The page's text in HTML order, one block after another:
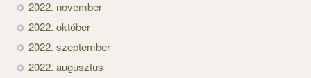
2022. november
2022. október
2022. szeptember
2022. augusztus